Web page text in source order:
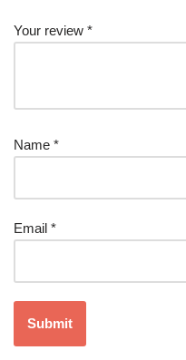
Your review *
Name *
Email *